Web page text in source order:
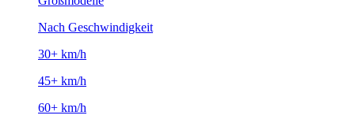
Nach Geschwindigkeit
30+ km/h
45+ km/h
60+ km/h